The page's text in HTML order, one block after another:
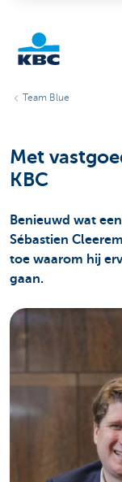
Team Blue
Met
KBC
Benieuwd wat
Sébastien
toe waarom hij
gaan.